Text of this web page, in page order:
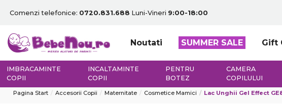
Comenzi telefonice: 0720.831.688 Luni-Vineri 9:00-18:00
Noutati SUMMER SALE Gift
IMBRACAMINTE
COPII
INCALTAMINTE
COPII
PENTRU
BOTEZ
CAMERA
COPILULUI
Pagina Start Accesorii Copii Maternitate Cosmetice Mamici Lac Unghii Gel Effect